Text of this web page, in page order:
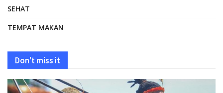
SEHAT
TEMPAT MAKAN
Don't miss it